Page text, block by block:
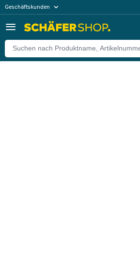
Geschäftskunden
Zurück